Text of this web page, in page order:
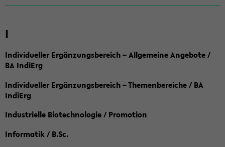
I
Individueller Ergänzungsbereich – Allgemeine Angebote /
BA IndiErg
Individueller Ergänzungsbereich – Themenbereiche / BA
IndiErg
Industrielle Biotechnologie / Promotion
Informatik / B.Sc.